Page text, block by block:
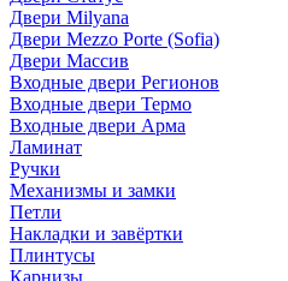
Двери Milyana
Двери Mezzo Porte (Sofia)
Двери Массив
Входные двери Регионов
Входные двери Термо
Входные двери Арма
Ламинат
Ручки
Механизмы и замки
Петли
Накладки и завёртки
Плинтусы
Карнизы